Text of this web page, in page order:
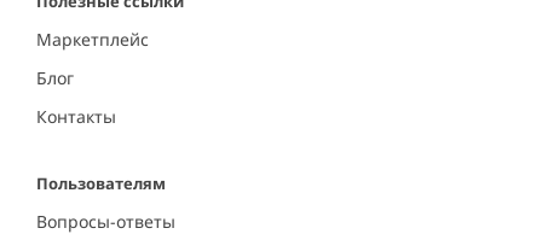
Маркетплейс
Блог
Контакты
Пользователям
Вопросы-ответы